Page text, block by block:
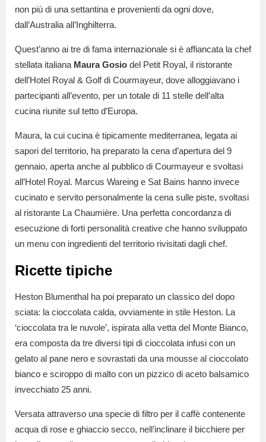
non più di una settantina e provenienti da ogni dove,
dall’Australia all’Inghilterra.
Quest’anno ai tre di fama internazionale si è affiancata la chef
stellata italiana Maura Gosio del Petit Royal, il ristorante
dell’Hotel Royal & Golf di Courmayeur, dove alloggiavano i
partecipanti all’evento, per un totale di 11 stelle dell’alta
cucina riunite sul tetto d’Europa.
Maura, la cui cucina è tipicamente mediterranea, legata ai
sapori del territorio, ha preparato la cena d’apertura del 9
gennaio, aperta anche al pubblico di Courmayeur e svoltasi
all’Hotel Royal. Marcus Wareing e Sat Bains hanno invece
cucinato e servito personalmente la cena sulle piste, svoltasi
al ristorante La Chaumière. Una perfetta concordanza di
esecuzione di forti personalità creative che hanno sviluppato
un menu con ingredienti del territorio rivisitati dagli chef.
Ricette tipiche
Heston Blumenthal ha poi preparato un classico del dopo
sciata: la cioccolata calda, ovviamente in stile Heston. La
‘cioccolata tra le nuvole’, ispirata alla vetta del Monte Bianco,
era composta da tre diversi tipi di cioccolata infusi con un
gelato al pane nero e sovrastati da una mousse al cioccolato
bianco e sciroppo di malto con un pizzico di aceto balsamico
invecchiato 25 anni.
Versata attraverso una specie di filtro per il caffè contenente
acqua di rose e ghiaccio secco, nell’inclinare il bicchiere per